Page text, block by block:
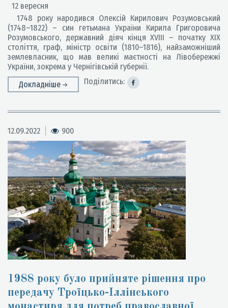
12 вересня
1748 року народився Олексій Кирилович Розумовський
(1748–1822) – син гетьмана України Кирила Григоровича
Розумовського, державний діяч кінця ХVІІІ – початку ХІХ
століття, граф, міністр освіти (1810–1816), найзаможніший
землевласник, що мав великі маєтності на Лівобережжі
України, зокрема у Чернігівській губернії.
Докладніше
Поділитись:
12.09.2022 900
1988 року було прийняте рішення про
передачу Троїцько-Іллінського